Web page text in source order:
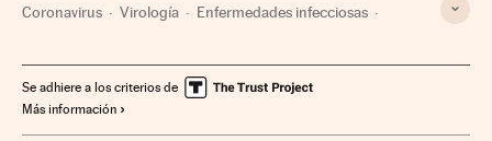
Coronavirus Virología Enfermedades infecciosas
Economía Biología Salud Ciencias naturales
Se adhiere a los criterios de
Más información